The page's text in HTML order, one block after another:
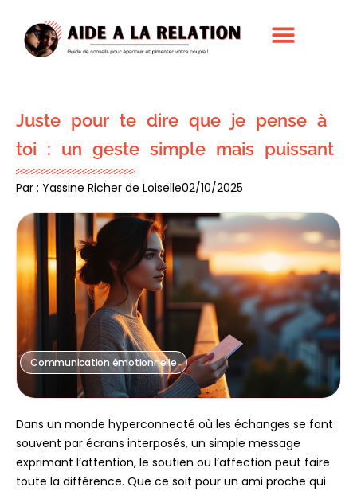
Juste pour te dire que je pense à
toi : un geste simple mais puissant
Par : Yassine Richer de Loiselle02/10/2025
Communication émotionnelle
Dans un monde hyperconnecté où les échanges se font
souvent par écrans interposés, un simple message
exprimant l’attention, le soutien ou l’affection peut faire
toute la différence. Que ce soit pour un ami proche qui